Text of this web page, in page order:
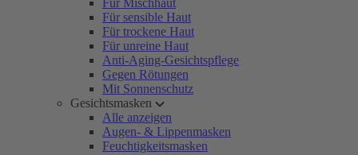
Für Mischhaut
Für sensible Haut
Für trockene Haut
Für unreine Haut
Anti-Aging-Gesichtspflege
Gegen Rötungen
Mit Sonnenschutz
Gesichtsmasken
Alle anzeigen
Augen- & Lippenmasken
Feuchtigkeitsmasken